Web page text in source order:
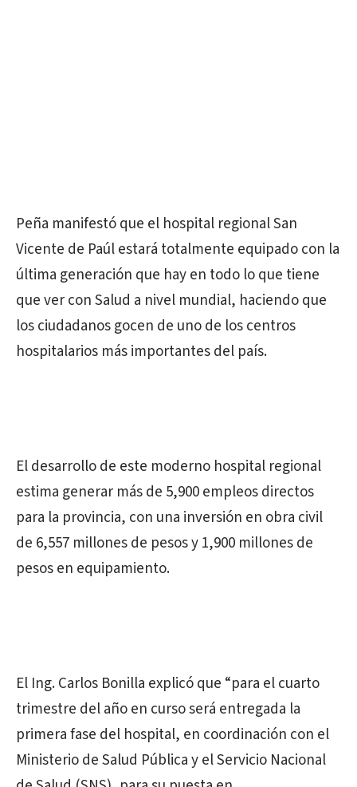
Peña manifestó que el hospital regional San
Vicente de Paúl estará totalmente equipado con la
última generación que hay en todo lo que tiene
que ver con Salud a nivel mundial, haciendo que
los ciudadanos gocen de uno de los centros
hospitalarios más importantes del país.
El desarrollo de este moderno hospital regional
estima generar más de 5,900 empleos directos
para la provincia, con una inversión en obra civil
de 6,557 millones de pesos y 1,900 millones de
pesos en equipamiento.
El Ing. Carlos Bonilla explicó que “para el cuarto
trimestre del año en curso será entregada la
primera fase del hospital, en coordinación con el
Ministerio de Salud Pública y el Servicio Nacional